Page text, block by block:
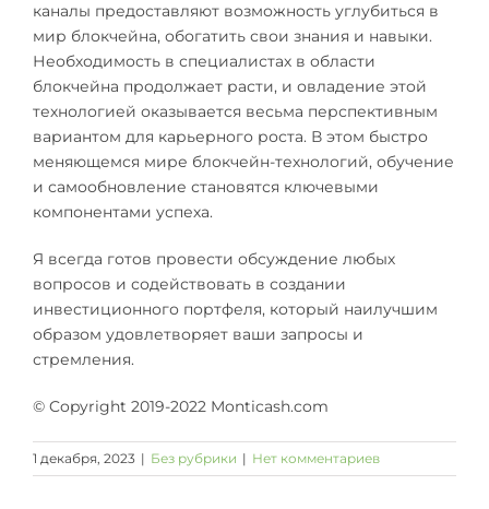
каналы предоставляют возможность углубиться в
мир блокчейна, обогатить свои знания и навыки.
Необходимость в специалистах в области
блокчейна продолжает расти, и овладение этой
технологией оказывается весьма перспективным
вариантом для карьерного роста. В этом быстро
меняющемся мире блокчейн-технологий, обучение
и самообновление становятся ключевыми
компонентами успеха.
Я всегда готов провести обсуждение любых
вопросов и содействовать в создании
инвестиционного портфеля, который наилучшим
образом удовлетворяет ваши запросы и
стремления.
© Copyright 2019-2022 Monticash.com
1 декабря, 2023 | Без рубрики | Нет комментариев